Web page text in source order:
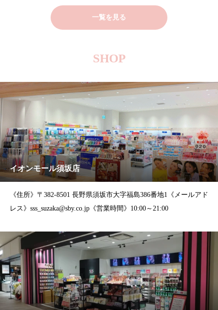
一覧を見る
SHOP
イオンモール須坂店
《住所》〒382-8501 長野県須坂市大字福島386番地1《メールアド
レス》sss_suzaka@sby.co.jp《営業時間》10:00～21:00